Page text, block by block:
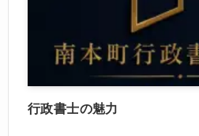
行政書士の魅力